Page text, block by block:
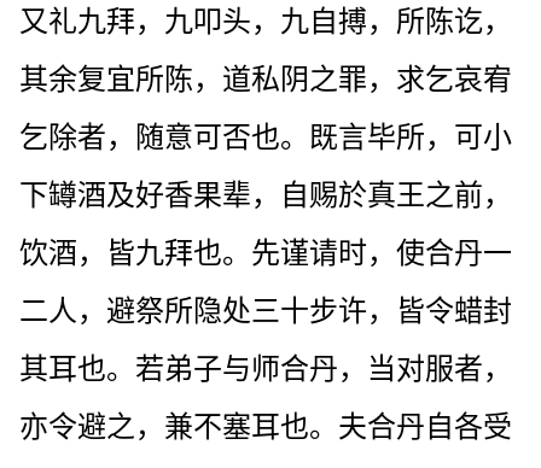
又礼九拜，九叩头，九自搏，所陈讫，
其余复宜所陈，道私阴之罪，求乞哀宥
乞除者，随意可否也。既言毕所，可小
下罇酒及好香果辈，自赐於真王之前，
饮酒，皆九拜也。先谨请时，使合丹一
二人，避祭所隐处三十步许，皆令蜡封
其耳也。若弟子与师合丹，当对服者，
亦令避之，兼不塞耳也。夫合丹自各受